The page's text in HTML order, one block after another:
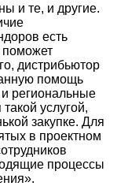
и те, и другие.
есть
поможет
дистрибьютор
помощь
региональные
услугой,
закупке. Для
в проектном
процессы